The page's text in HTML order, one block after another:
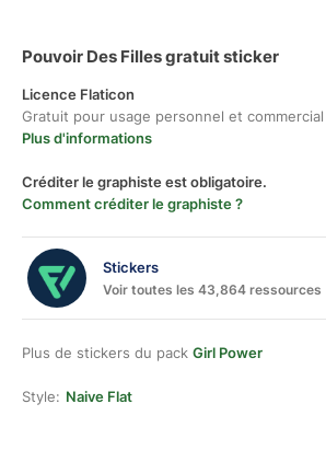
Pouvoir Des Filles gratuit sticker
Licence Flaticon
Gratuit pour usage personnel et
Plus d'informations
Créditer le graphiste est obligatoire.
Comment créditer le graphiste ?
Stickers
Voir toutes les 43,864 ressources
Plus de stickers du pack Girl Power
Style: Naive Flat